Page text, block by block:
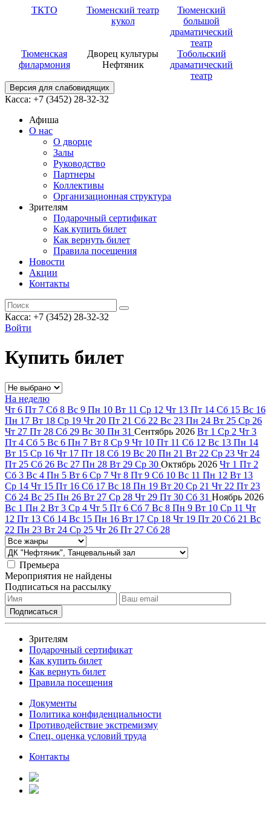
ТКТО
Тюменский театр
кукол
Тюменский
большой
драматический
театр
Тюменская
филармония
Дворец культуры
Нефтяник
Тобольский
драматический
театр
Версия для слабовидящих
Касса: +7 (3452) 28-32-32
Афиша
О нас
О дворце
Залы
Руководство
Партнеры
Коллективы
Организационная структура
Зрителям
Подарочный сертификат
Как купить билет
Как вернуть билет
Правила посещения
Новости
Акции
Контакты
Касса: +7 (3452) 28-32-32
Войти
Купить билет
На неделю
Чт 6 Пт 7 Сб 8 Вс 9 Пн 10 Вт 11 Ср 12 Чт 13 Пт 14 Сб 15 Вс 16
Пн 17 Вт 18 Ср 19 Чт 20 Пт 21 Сб 22 Вс 23 Пн 24 Вт 25 Ср 26
Чт 27 Пт 28 Сб 29 Вс 30 Пн 31 Сентябрь 2026 Вт 1 Ср 2 Чт 3
Пт 4 Сб 5 Вс 6 Пн 7 Вт 8 Ср 9 Чт 10 Пт 11 Сб 12 Вс 13 Пн 14
Вт 15 Ср 16 Чт 17 Пт 18 Сб 19 Вс 20 Пн 21 Вт 22 Ср 23 Чт 24
Пт 25 Сб 26 Вс 27 Пн 28 Вт 29 Ср 30 Октябрь 2026 Чт 1 Пт 2
Сб 3 Вс 4 Пн 5 Вт 6 Ср 7 Чт 8 Пт 9 Сб 10 Вс 11 Пн 12 Вт 13
Ср 14 Чт 15 Пт 16 Сб 17 Вс 18 Пн 19 Вт 20 Ср 21 Чт 22 Пт 23
Сб 24 Вс 25 Пн 26 Вт 27 Ср 28 Чт 29 Пт 30 Сб 31 Ноябрь 2026
Вс 1 Пн 2 Вт 3 Ср 4 Чт 5 Пт 6 Сб 7 Вс 8 Пн 9 Вт 10 Ср 11 Чт
12 Пт 13 Сб 14 Вс 15 Пн 16 Вт 17 Ср 18 Чт 19 Пт 20 Сб 21 Вс
22 Пн 23 Вт 24 Ср 25 Чт 26 Пт 27 Сб 28
Премьера
Мероприятия не найдены
Подписаться на рассылку
Зрителям
Подарочный сертификат
Как купить билет
Как вернуть билет
Правила посещения
Документы
Политика конфиденциальности
Противодействие экстремизму
Спец. оценка условий труда
Контакты